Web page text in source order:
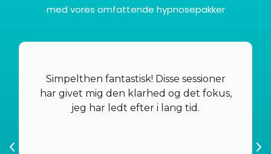
I alt 6 filer
€37.
SHOP NU
med vores omfattende hypnosepakker
Simpelthen fantastisk! Disse sessioner
har givet mig den klarhed og det fokus,
jeg har ledt efter i lang tid.